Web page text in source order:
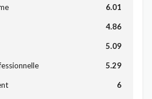
6.01
4.86
5.09
5.29
6